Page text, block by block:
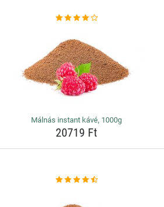
Málnás instant kávé, 1000g
20719 Ft